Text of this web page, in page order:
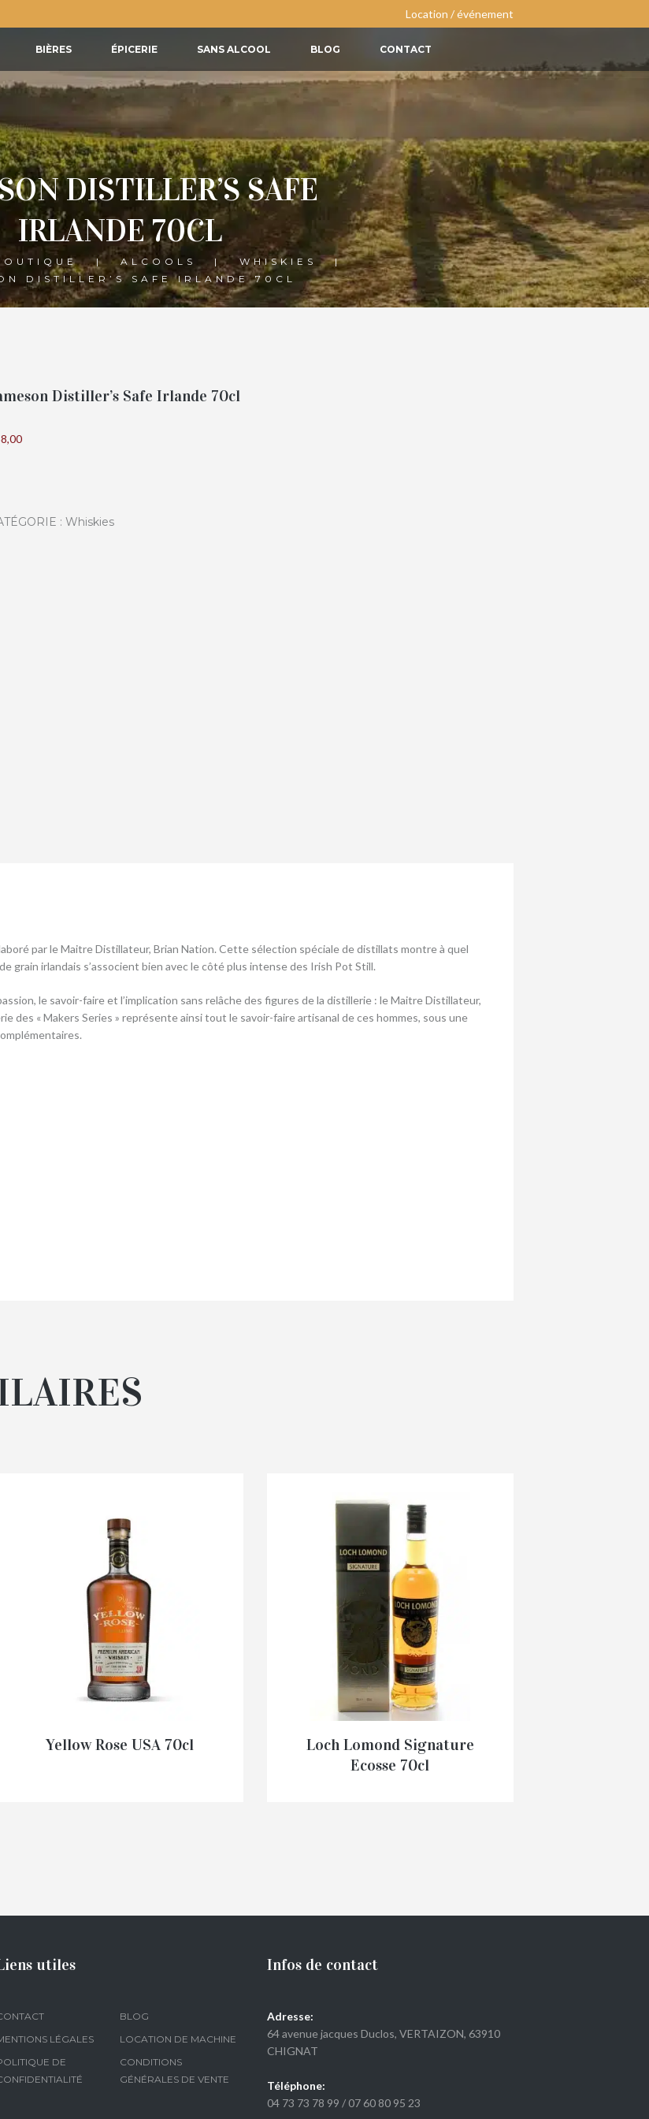
Location / événement
BIÈRES ÉPICERIE SANS ALCOOL BLOG CONTACT
DISTILLER’S SAFE
IRLANDE 70CL
ALCOOLS
WHISKIES
DISTILLER’S SAFE IRLANDE 70CL
Distiller’s Safe Irlande 70cl
: Whiskies
par le Maitre Distillateur, Brian Nation. Cette sélection spéciale de distillats montre à quel
grain irlandais s’associent bien avec le côté plus intense des Irish Pot Still.
le savoir-faire et l’implication sans relâche des figures de la distillerie : le Maitre Distillateur,
des « Makers Series » représente ainsi tout le savoir-faire artisanal de ces hommes, sous une
Yellow Rose USA 70cl
Loch Lomond Signature
Ecosse 70cl
utiles
BLOG
LÉGALES
LOCATION DE MACHINE
DE
CONDITIONS
GÉNÉRALES DE VENTE
Infos de contact
Adresse:
64 avenue jacques Duclos, VERTAIZON, 63910
CHIGNAT
Téléphone:
04 73 73 78 99 / 07 60 80 95 23